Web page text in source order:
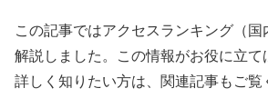
この記事ではアクセスランキング（国
解説しました。この情報がお役に立て
詳しく知りたい方は、関連記事もご覧